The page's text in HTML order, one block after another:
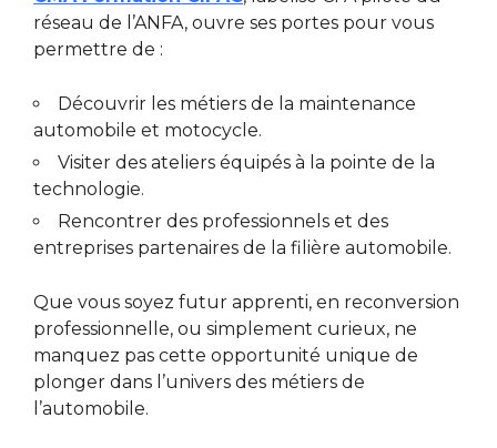
réseau de l’ANFA, ouvre ses portes pour vous
permettre de :
Découvrir les métiers de la maintenance
automobile et motocycle.
Visiter des ateliers équipés à la pointe de la
technologie.
Rencontrer des professionnels et des
entreprises partenaires de la filière automobile.
Que vous soyez futur apprenti, en reconversion
professionnelle, ou simplement curieux, ne
manquez pas cette opportunité unique de
plonger dans l’univers des métiers de
l’automobile.